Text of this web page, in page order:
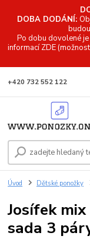
DOBA DODÁNÍ:
Po dobu dovolené je
informacíZDE
+420 732 552 122
Úvod Dětské ponožky
Josífek
sada 3